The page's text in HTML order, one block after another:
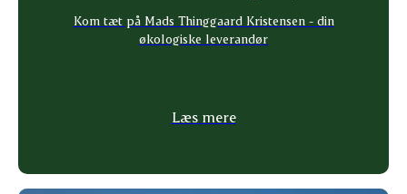
Kom tæt på Mads Thinggaard Kristensen - din
økologiske leverandør
Læs mere